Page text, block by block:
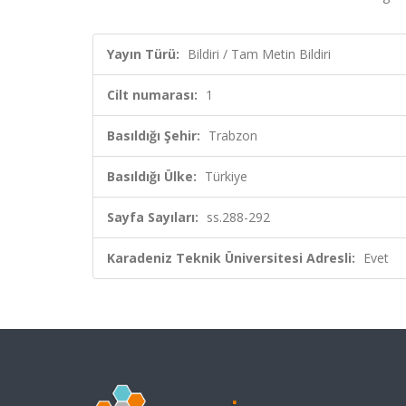
Yayın Türü: Bildiri / Tam Metin Bildiri
Cilt numarası: 1
Basıldığı Şehir: Trabzon
Basıldığı Ülke: Türkiye
Sayfa Sayıları: ss.288-292
Karadeniz Teknik Üniversitesi Adresli: Evet